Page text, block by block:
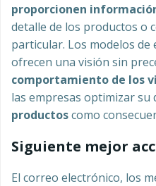
proporcionen
detalle de los productos o
particular. Los modelos
ofrecen una visión sin
comportamiento de los
las empresas optimizar su
productoscomo
Siguiente mejor
El correo electrónico, los